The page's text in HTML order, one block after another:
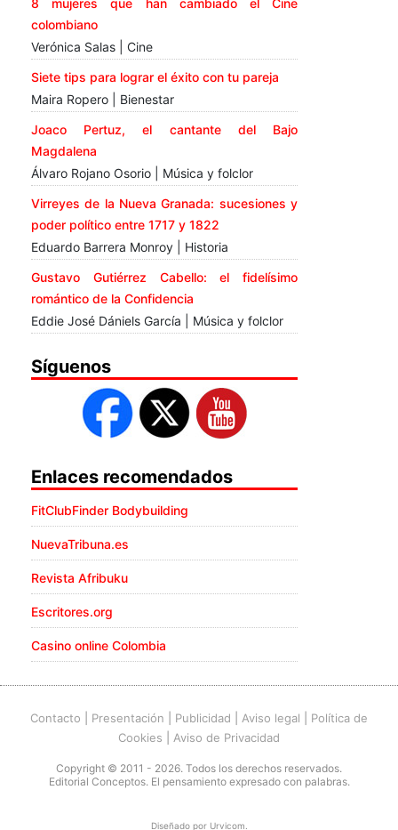
8 mujeres que han cambiado el Cine
colombiano
Verónica Salas | Cine
Siete tips para lograr el éxito con tu pareja
Maira Ropero | Bienestar
Joaco Pertuz, el cantante del Bajo
Magdalena
Álvaro Rojano Osorio | Música y folclor
Virreyes de la Nueva Granada: sucesiones y
poder político entre 1717 y 1822
Eduardo Barrera Monroy | Historia
Gustavo Gutiérrez Cabello: el fidelísimo
romántico de la Confidencia
Eddie José Dániels García | Música y folclor
Síguenos
Enlaces recomendados
FitClubFinder Bodybuilding
NuevaTribuna.es
Revista Afribuku
Escritores.org
Casino online Colombia
Contacto Presentación Publicidad Aviso legal
Política de
Cookies
Aviso de Privacidad
Copyright © 2011 - 2026. Todos los derechos reservados.
Editorial Conceptos. El pensamiento expresado con palabras.
Diseñado por Urvicom